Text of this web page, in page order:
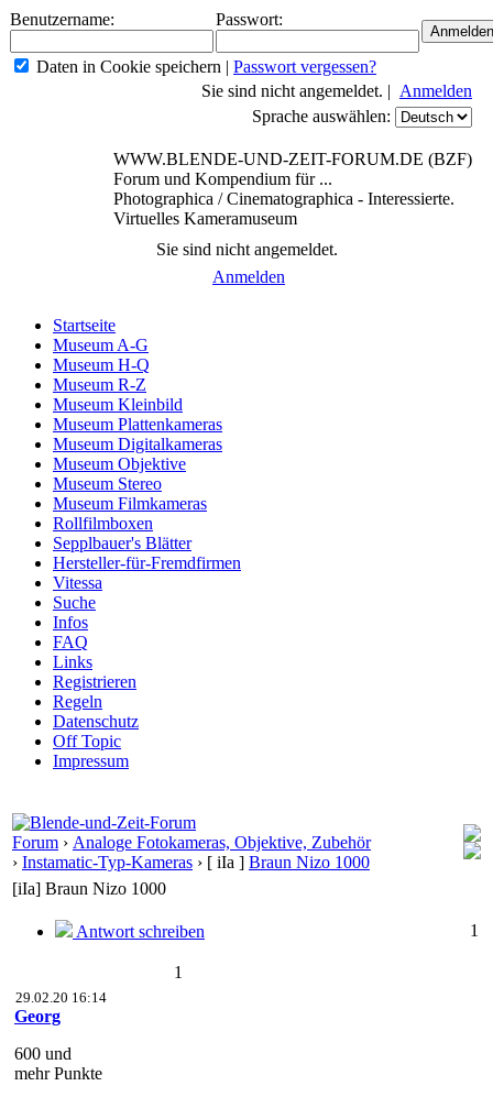
Benutzername: Passwort:
Daten in Cookie speichern | Passwort vergessen?
Sie sind nicht angemeldet. | Anmelden
Sprache auswählen:
WWW.BLENDE-UND-ZEIT-FORUM.DE (BZF)
Forum und Kompendium für ...
Photographica / Cinematographica - Interessierte.
Virtuelles Kameramuseum
Sie sind nicht angemeldet.
Anmelden
Startseite
Museum A-G
Museum H-Q
Museum R-Z
Museum Kleinbild
Museum Plattenkameras
Museum Digitalkameras
Museum Objektive
Museum Stereo
Museum Filmkameras
Rollfilmboxen
Sepplbauer's Blätter
Hersteller-für-Fremdfirmen
Vitessa
Suche
Infos
FAQ
Links
Registrieren
Regeln
Datenschutz
Off Topic
Impressum
Forum › Analoge Fotokameras, Objektive, Zubehör
› Instamatic-Typ-Kameras › [ iIa ] Braun Nizo 1000
[iIa] Braun Nizo 1000
Antwort schreiben 1
1
29.02.20 16:14
Georg
600 und
mehr Punkte